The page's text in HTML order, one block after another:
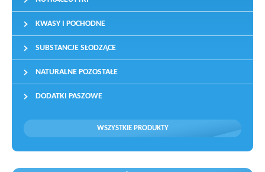
KWASY I POCHODNE
SUBSTANCJE SŁODZĄCE
NATURALNE POZOSTAŁE
DODATKI PASZOWE
WSZYSTKIE PRODUKTY